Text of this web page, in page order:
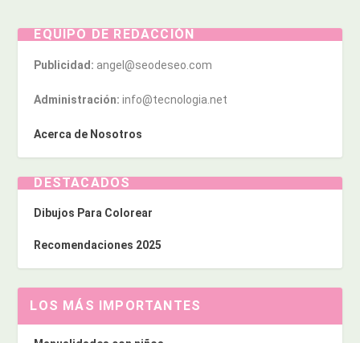
EQUIPO DE REDACCIÓN
Publicidad: angel@seodeseo.com
Administración: info@tecnologia.net
Acerca de Nosotros
DESTACADOS
Dibujos Para Colorear
Recomendaciones 2025
LOS MÁS IMPORTANTES